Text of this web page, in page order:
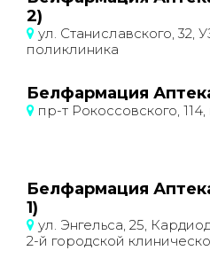
2)
ул. Станиславского, 32,
поликлиника
Белфармация
пр-т Рокоссовского,
Белфармация
1)
ул. Энгельса, 25,
2-й городской